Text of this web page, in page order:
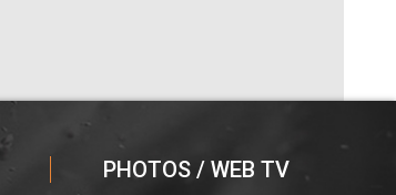
PHOTOS / WEB TV